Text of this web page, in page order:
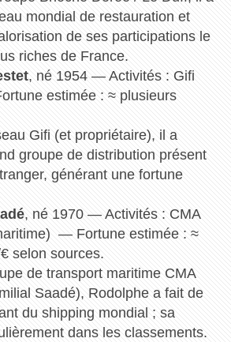
mondial de restauration et
de ses participations le
riches de France.
, né 1954 — Activités : Gifi
estimée : ≈ plusieurs
Gifi (et propriétaire), il a
groupe de distribution présent
générant une fortune
, né 1970 — Activités : CMA
— Fortune estimée : ≈
selon sources.
de transport maritime CMA
Saadé), Rodolphe a fait de
du shipping mondial ; sa
dans les classements.